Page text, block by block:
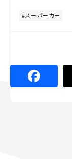
スーパーカー